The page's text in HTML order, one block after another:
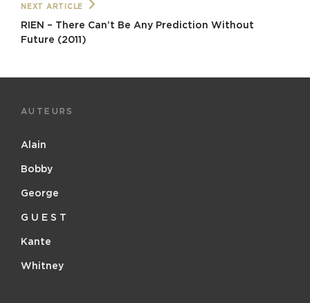
Next
Post
NEXT ARTICLE
RIEN – There Can’t Be Any Prediction Without
Future (2011)
AUTEURS
Alain
Bobby
George
G U E S T
Kante
Whitney